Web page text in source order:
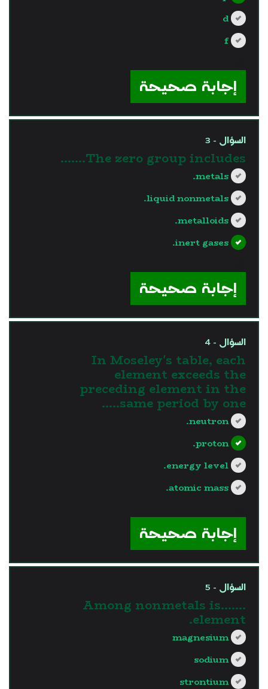
d
f
إجابة صحيحة
السؤال - 3
The zero group includes.......
metals.
liquid nonmetals.
metalloids.
inert gases.
إجابة صحيحة
السؤال - 4
In Moseley's table, each
element exceeds the
preceding element in the
same period by one…..
neutron.
proton.
energy level.
atomic mass.
إجابة صحيحة
السؤال - 5
Among nonmetals is…….
element.
magnesium
sodium
strontium